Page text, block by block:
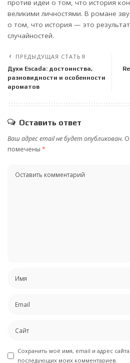
против идеи о том, что история
великими личностями. В романе
о том, что история — это
случайностей.
ПРЕДЫДУЩАЯ СТАТЬЯ
Духи Escada: достоинства,
разновидности и особенности
ароматов
Оставить ответ
Ваш адрес email не будет опубликован.
помечены *
Сохранить моё имя, email и адрес
последующих моих комментариев.